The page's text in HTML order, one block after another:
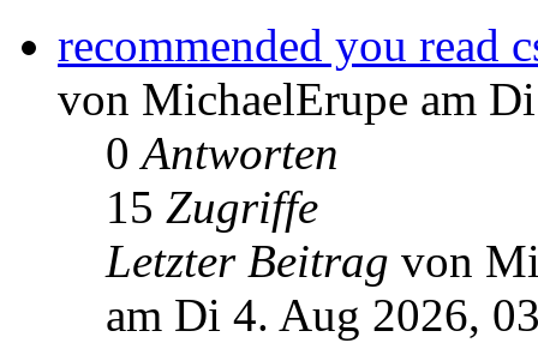
recommended you read
von MichaelErupe am
0Antworten
15 Zugriffe
Letzter Beitrag von
am Di 4. Aug 2026,